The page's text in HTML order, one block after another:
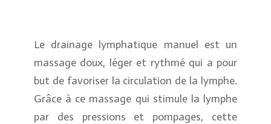
Le drainage lymphatique manuel est un
massage doux, léger et rythmé qui a pour
but de favoriser la circulation de la lymphe.
Grâce à ce massage qui stimule la lymphe
par des pressions et pompages, cette